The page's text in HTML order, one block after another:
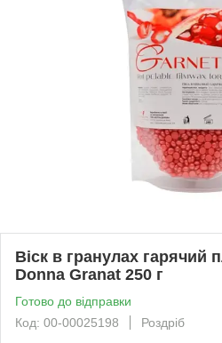
Віск в гранулах гарячий
Donna Granat 250 г
Готово до відправки
Код: 00-00025198
Роздріб